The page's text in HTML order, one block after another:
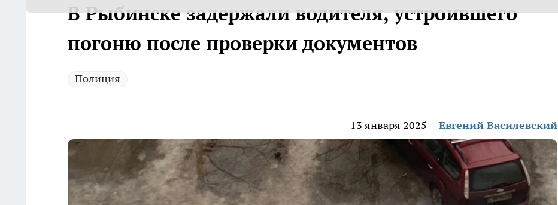
В Рыбинске задержали водителя, устроившего
погоню после проверки документов
Полиция
13 января 2025 Евгений Василевский